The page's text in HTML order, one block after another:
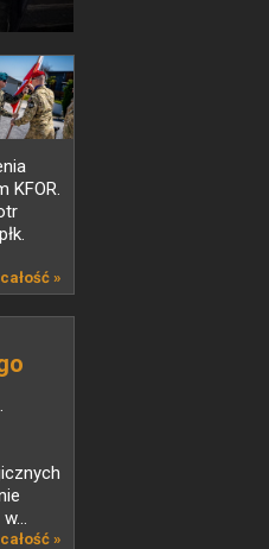
KFOR.
»
»